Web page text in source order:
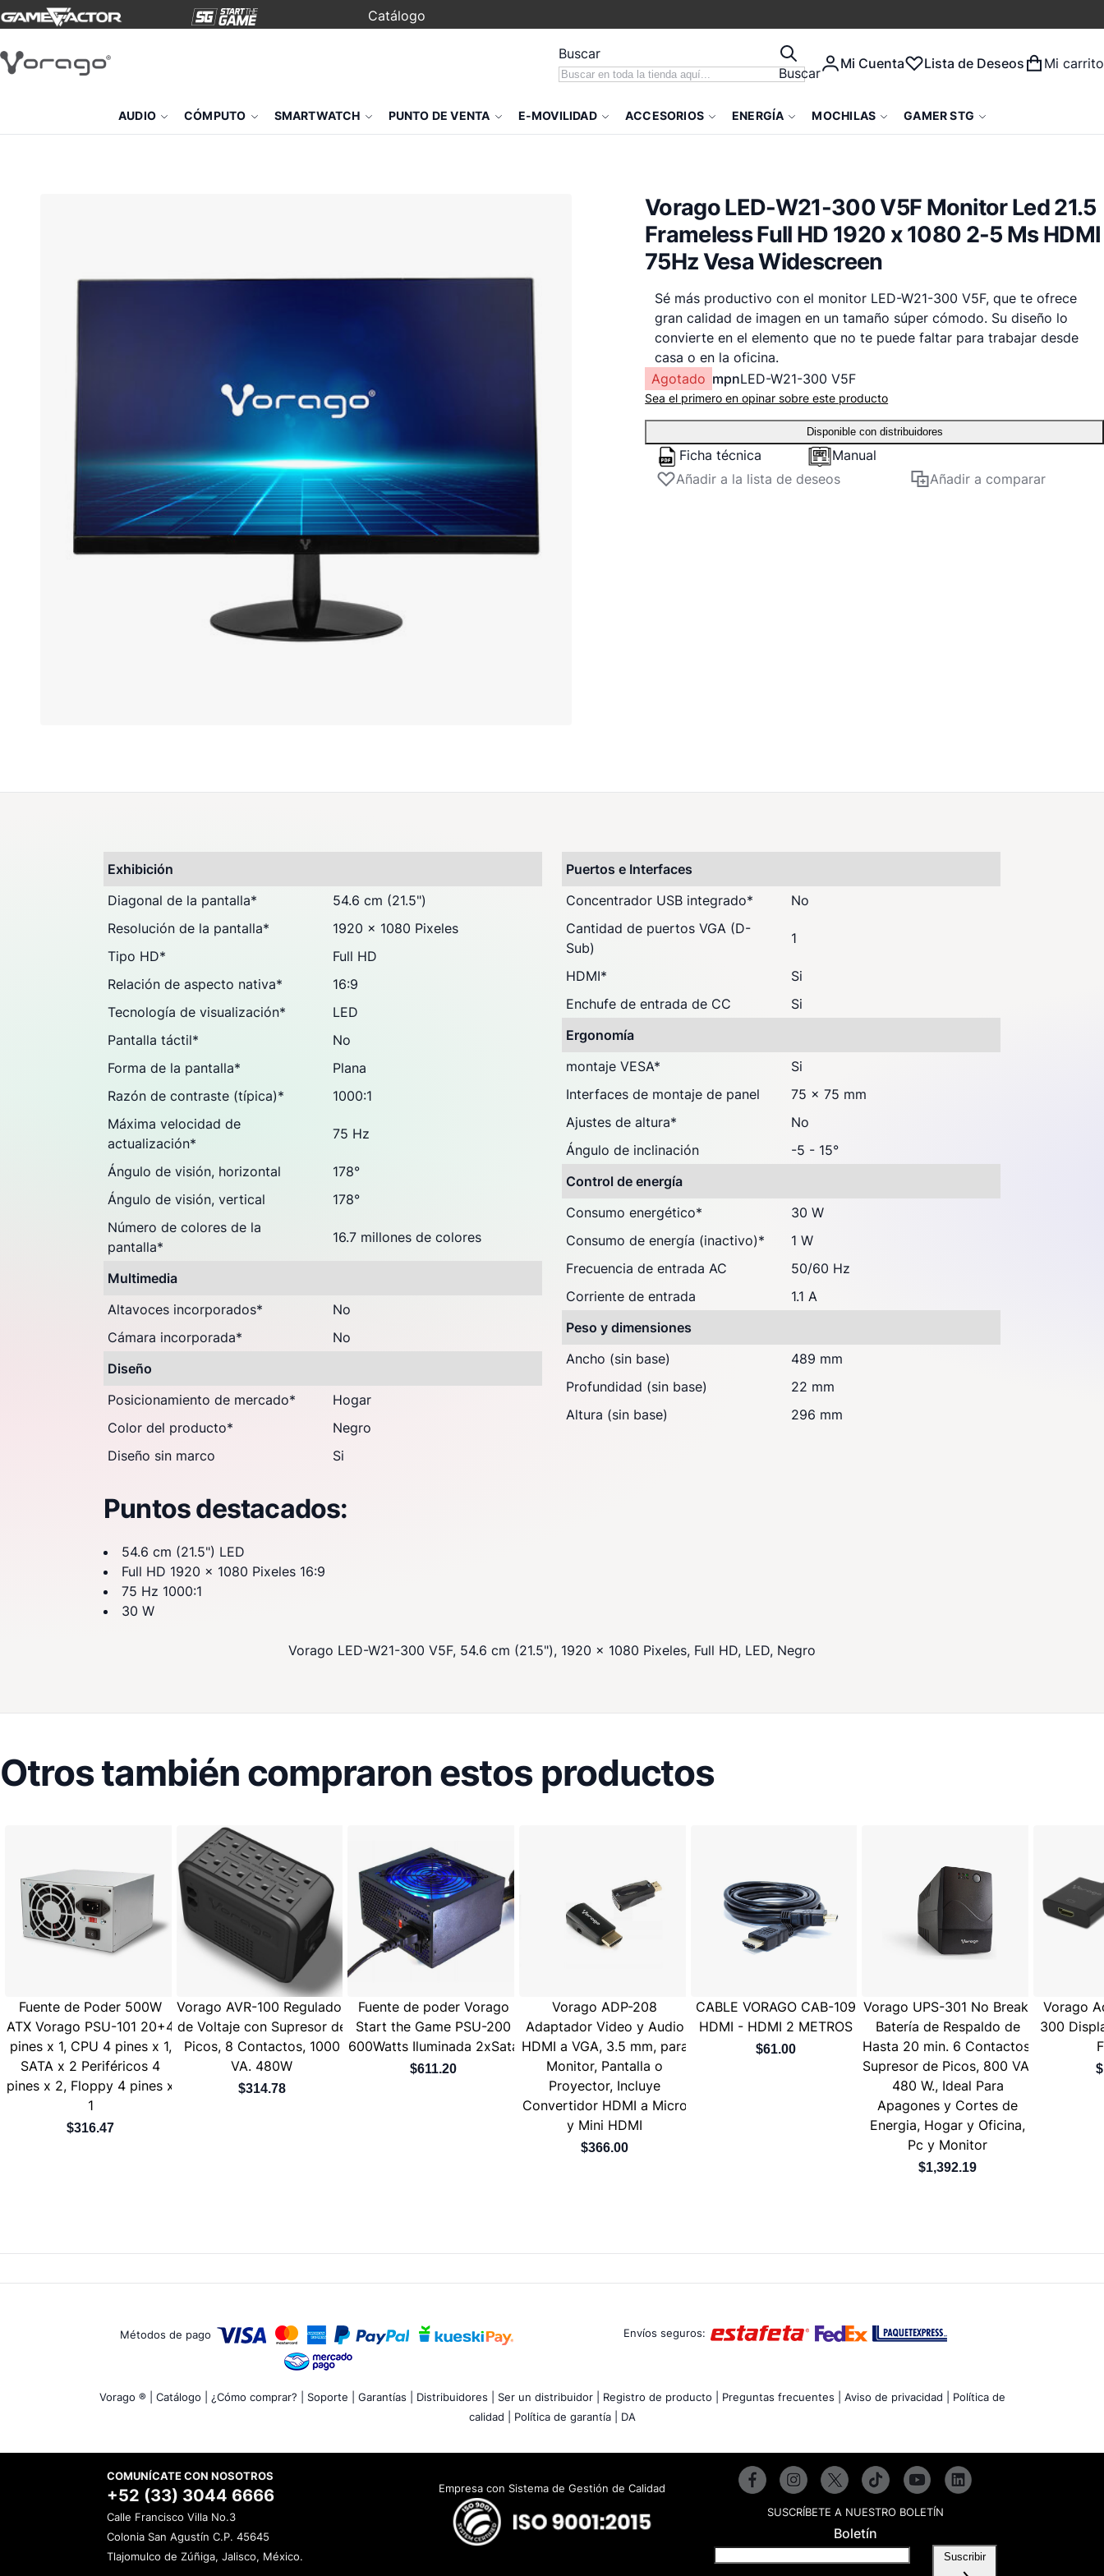
Catálogo
Buscar
Buscar
Mi Cuenta Lista de Deseos Mi carrito
AUDIO CÓMPUTO SMARTWATCH PUNTO DE VENTA E-MOVILIDAD ACCESORIOS ENERGÍA MOCHILAS GAMER STG
Vorago LED-W21-300 V5F Monitor Led 21.5
Frameless Full HD 1920 x 1080 2-5 Ms HDMI
75Hz Vesa Widescreen
Sé más productivo con el monitor LED-W21-300 V5F, que te ofrece
gran calidad de imagen en un tamaño súper cómodo. Su diseño lo
convierte en el elemento que no te puede faltar para trabajar desde
casa o en la oficina.
Agotado mpnLED-W21-300 V5F
Sea el primero en opinar sobre este producto
Disponible con distribuidores
Ficha técnica
Manual
Añadir a la lista de deseos
Añadir a comparar
Exhibición
Diagonal de la pantalla*
54.6 cm (21.5")
Resolución de la pantalla*
1920 x 1080 Pixeles
Tipo HD*
Full HD
Relación de aspecto nativa*
16:9
Tecnología de visualización*
LED
Pantalla táctil*
No
Forma de la pantalla*
Plana
Razón de contraste (típica)*
1000:1
Máxima velocidad de
actualización*
75 Hz
Ángulo de visión, horizontal
178°
Ángulo de visión, vertical
178°
Número de colores de la
pantalla*
16.7 millones de colores
Multimedia
Altavoces incorporados*
No
Cámara incorporada*
No
Diseño
Posicionamiento de mercado*
Hogar
Color del producto*
Negro
Diseño sin marco
Si
Puertos e Interfaces
Concentrador USB integrado*
No
Cantidad de puertos VGA (D-
Sub)
1
HDMI*
Si
Enchufe de entrada de CC
Si
Ergonomía
montaje VESA*
Si
Interfaces de montaje de panel
75 x 75 mm
Ajustes de altura*
No
Ángulo de inclinación
-5 - 15°
Control de energía
Consumo energético*
30 W
Consumo de energía (inactivo)*
1 W
Frecuencia de entrada AC
50/60 Hz
Corriente de entrada
1.1 A
Peso y dimensiones
Ancho (sin base)
489 mm
Profundidad (sin base)
22 mm
Altura (sin base)
296 mm
Puntos destacados:
54.6 cm (21.5") LED
Full HD 1920 x 1080 Pixeles 16:9
75 Hz 1000:1
30 W
Vorago LED-W21-300 V5F, 54.6 cm (21.5"), 1920 x 1080 Pixeles, Full HD, LED, Negro
Preguntas & Dudas (0)
Opiniones
Otros también compraron estos productos
Fuente de Poder 500W
ATX Vorago PSU-101 20+4
pines x 1, CPU 4 pines x 1,
SATA x 2 Periféricos 4
pines x 2, Floppy 4 pines x
1
$316.47
Vorago AVR-100 Regulador
de Voltaje con Supresor de
Picos, 8 Contactos, 1000
VA. 480W
$314.78
Fuente de poder Vorago
Start the Game PSU-200
600Watts Iluminada 2xSata
$611.20
Vorago ADP-208
Adaptador Video y Audio
HDMI a VGA, 3.5 mm, para
Monitor, Pantalla o
Proyector, Incluye
Convertidor HDMI a Micro
y Mini HDMI
$366.00
CABLE VORAGO CAB-109
HDMI - HDMI 2 METROS
$61.00
Vorago UPS-301 No Break,
Batería de Respaldo de
Hasta 20 min. 6 Contactos,
Supresor de Picos, 800 VA,
480 W., Ideal Para
Apagones y Cortes de
Energia, Hogar y Oficina,
Pc y Monitor
$1,392.19
Vorago
300
Métodos de pago Envíos seguros:
Vorago ® | Catálogo | ¿Cómo comprar? | Soporte | Garantías | Distribuidores | Ser un distribuidor | Registro de producto | Preguntas frecuentes | Aviso de privacidad |
Política de
calidad |
Política de garantía | DA
COMUNÍCATE CON NOSOTROS
+52 (33) 3044 6666
Calle Francisco Villa No.3
Colonia San Agustín C.P. 45645
Tlajomulco de Zúñiga, Jalisco, México.
Empresa con Sistema de Gestión de Calidad
SUSCRÍBETE A NUESTRO BOLETÍN
Boletín
Suscribir